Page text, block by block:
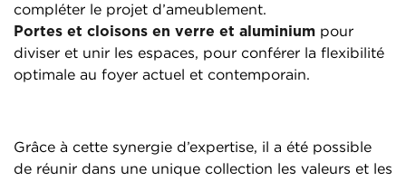
compléter le projet d’ameublement.
Portes et cloisons en verre et aluminium pour
diviser et unir les espaces, pour conférer la flexibilité
optimale au foyer actuel et contemporain.
Grâce à cette synergie d’expertise, il a été possible
de réunir dans une unique collection les valeurs et les